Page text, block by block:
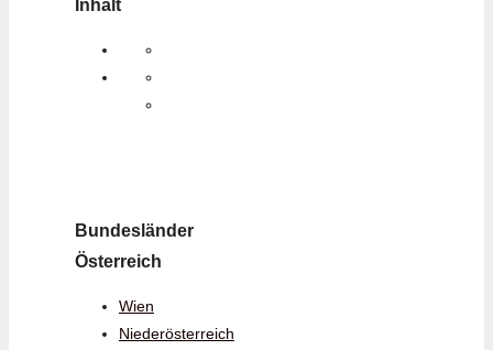
Inhalt
Bundesländer
Österreich
Wien
Niederösterreich